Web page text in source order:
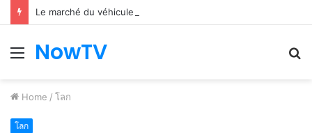
Le marché du véhicule d’occasion en plein essor
Menu
NowTV
Home / โลก
โลก